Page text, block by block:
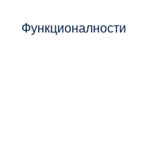
Функционалности